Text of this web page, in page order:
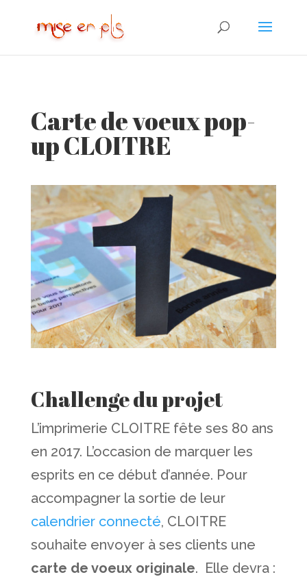
Carte de voeux pop-
up CLOITRE
Challenge du projet
L’imprimerie CLOITRE fête ses 80 ans
en 2017. L’occasion de marquer les
esprits en ce début d’année. Pour
accompagner la sortie de leur
calendrier connecté, CLOITRE
souhaite envoyer à ses clients une
carte de voeux originale. Elle devra :